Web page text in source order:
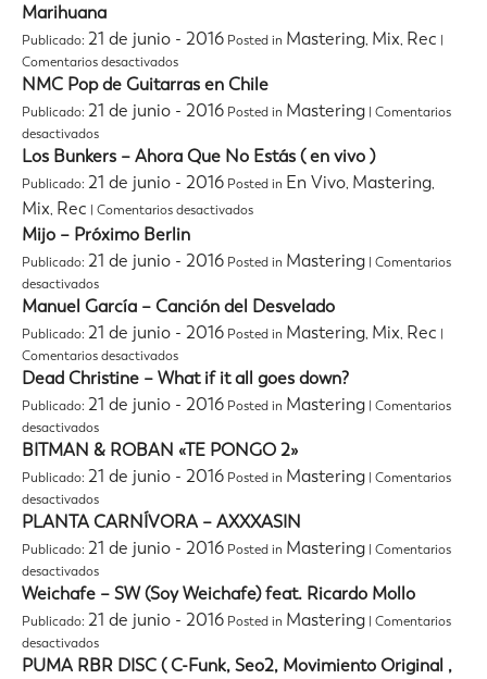
del
–
Dos
Palabras
Marihuana
Publicado: 21 de junio - 2016 Posted in Mastering, Mix, Rec |
Comentarios desactivadosen
Ricardo
Charro
Núñez
Cambié
Los
por
Marihuana
NMC Pop de Guitarras en Chile
Publicado: 21 de junio - 2016 Posted in Mastering | Comentarios
desactivadosen
NMC
Pop
de
Guitarras
en
Chile
Los Bunkers – Ahora Que No Estás ( en vivo )
Publicado: 21 de junio - 2016 Posted in En Vivo, Mastering,
Mix, Rec | Comentarios desactivadosen
–
Que
Estás
en
vivo
Mijo – Próximo Berlin
Publicado: 21 de junio - 2016 Posted in Mastering | Comentarios
desactivadosen
Mijo
–
Próximo
Berlin
Manuel García – Canción del Desvelado
Publicado: 21 de junio - 2016 Posted in Mastering, Mix, Rec |
Comentarios desactivadosen
Manuel
García
del
Desvelado
Dead Christine – What if it all goes down?
Publicado: 21 de junio - 2016 Posted in Mastering | Comentarios
desactivadosen
Dead
Christine
–
What
if
it
goes
down?
BITMAN & ROBAN «TE PONGO 2»
Publicado: 21 de junio - 2016 Posted in Mastering | Comentarios
desactivadosen
BITMAN
&
ROBAN
«TE
PONGO
2»
PLANTA CARNÍVORA – AXXXASIN
Publicado: 21 de junio - 2016 Posted in Mastering | Comentarios
desactivadosen
PLANTA
CARNÍVORA
–
AXXXASIN
Weichafe – SW (Soy Weichafe) feat. Ricardo Mollo
Publicado: 21 de junio - 2016 Posted in Mastering | Comentarios
desactivadosen
Weichafe
PUMA RBR DISC ( C-Funk, Seo2, Movimiento Original ,